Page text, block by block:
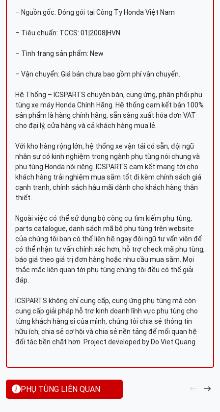
– Nguồn gốc: Đóng gói tại Công Ty Honda Việt Nam
– Tiêu chuẩn: TCCS: 01|2008|HVN
– Tình trạng sản phẩm: New
– Vận chuyển: Giá bán chưa bao gồm phí vận chuyển.
Hệ Thống – ICSPARTS chuyên bán, cung ứng, phân phối phụ
tùng xe máy Honda Chính Hãng. Hệ thống cam kết bán 100%
sản phẩm là hàng chính hãng, sẵn sàng xuất hóa đơn VAT
cho đại lý, cửa hàng và cả khách hàng mua lẻ.
Với kho hàng rộng lớn, hệ thống xe vận tải có sẵn, đội ngũ
nhân sự có kinh nghiệm trong ngành phụ tùng nói chung và
phụ tùng Honda nói riêng. ICSPARTS cam kết mang tới cho
khách hàng trải nghiệm mua sắm tốt đi kèm chính sách giá
cạnh tranh, chính sách hậu mãi dành cho khách hàng thân
thiết.
Ngoài việc có thể sử dụng bộ công cụ tìm kiếm phụ tùng,
parts catalogue, danh sách mã bộ phụ tùng trên website
của chúng tôi bạn có thể liên hệ ngay đội ngũ tư vấn viên để
có thể nhận tư vấn chính xác hơn, hỗ trợ check mã phụ tùng,
báo giá theo giá trị đơn hàng hoặc nhu cầu mua sắm. Mọi
thắc mắc liên quan tới phụ tùng chúng tôi đều có thể giải
đáp.
ICSPARTS không chỉ cung cấp, cung ứng phụ tùng mà còn
cung cấp giải pháp hỗ trợ kinh doanh lĩnh vực phụ tùng cho
từng khách hàng sỉ của mình, chúng tôi chia sẻ thông tin
hữu ích, chia sẻ cơ hội và chia sẻ nền tảng để mối quan hệ
đối tác bền chặt hơn. Project developed by Do Viet Quang
PHỤ TÙNG LIÊN QUAN